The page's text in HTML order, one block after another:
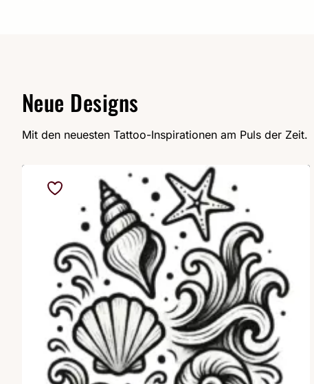
Neue Designs
Mit den neuesten Tattoo-Inspirationen am Puls der Zeit.